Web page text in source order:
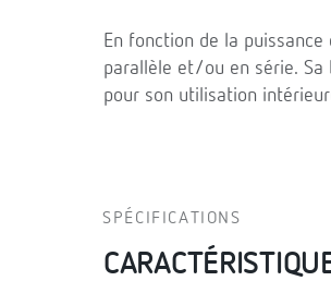
En fonction de la
parallèle et/ou en série. Sa
pour son utilisation
SPÉCIFICATIONS